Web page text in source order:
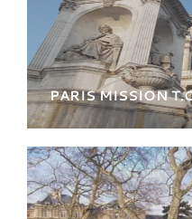
PARIS MISSION
Sur les pas des
ville des lumières Au
Renseignements et